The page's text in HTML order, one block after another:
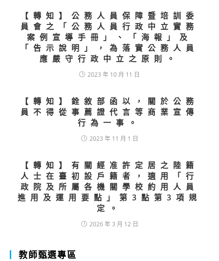
【轉知】公務人員保障暨培訓委
員會之「公務人員行政中立實務
案例宣導手冊」、「海報」及
「告示說明」，為落實公務人員
應嚴守行政中立之原則。
2023 年 10 月 11 日
【轉知】銓敘部函以，關於公務
員不得從事薦證代言等商業宣傳
行為一事。
2023 年 11 月 1 日
【轉知】有關經准許定居之陸籍
人士在臺初設戶籍者，適用「行
政院及所屬各機關學校約用人員
進用及運用要點」第3點第3項規
定。
2026 年 3 月 12 日
教師甄選專區